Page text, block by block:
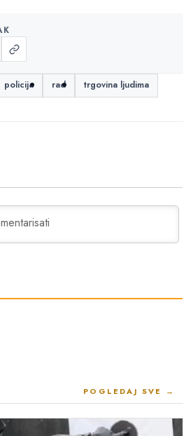
policija rad
trgovina ljudima
POGLEDAJ SVE →